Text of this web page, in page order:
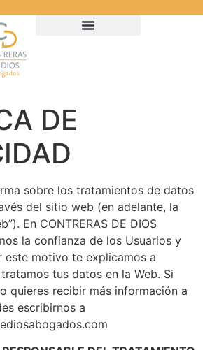
DE
sobre los tratamientos de datos
del sitio web (en adelante, la
En CONTRERAS DE DIOS
la confianza de los Usuarios y
este motivo te explicamos a
tus datos en la Web. Si
quieres recibir más información a
escribirnos a